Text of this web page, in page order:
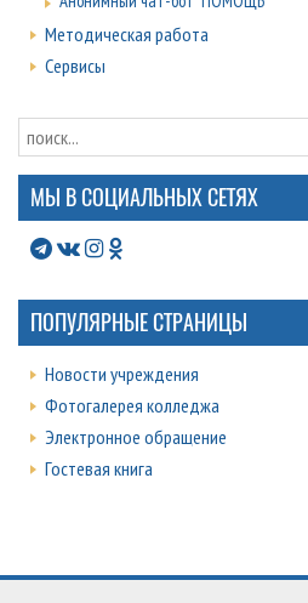
Методическая работа
Сервисы
МЫ В СОЦИАЛЬНЫХ СЕТЯХ
ПОПУЛЯРНЫЕ СТРАНИЦЫ
Новости учреждения
Фотогалерея колледжа
Электронное обращение
Гостевая книга